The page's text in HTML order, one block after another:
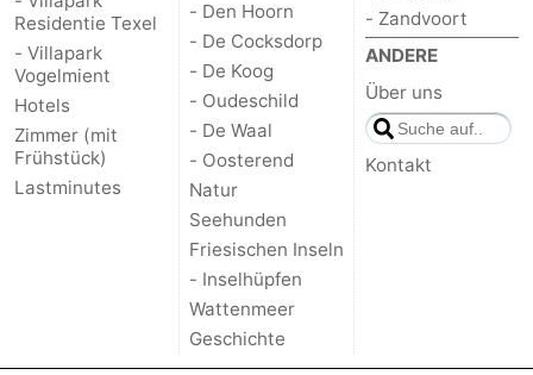
Egmond
aan
Zee
-
Noordhollands
duinreservaat
-
Wijk
-
Zandvoort
Wetter
Residentie Texel
- Villapark
Vogelmient
Hotels
Zimmer (mit
Frühstück)
Lastminutes
- Den Hoorn
- De Cocksdorp
- De Koog
- Oudeschild
- De Waal
- Oosterend
Natur
Seehunden
Friesischen Inseln
- Inselhüpfen
Wattenmeer
Geschichte
- Zandvoort
ANDERE
Über uns
Kontakt